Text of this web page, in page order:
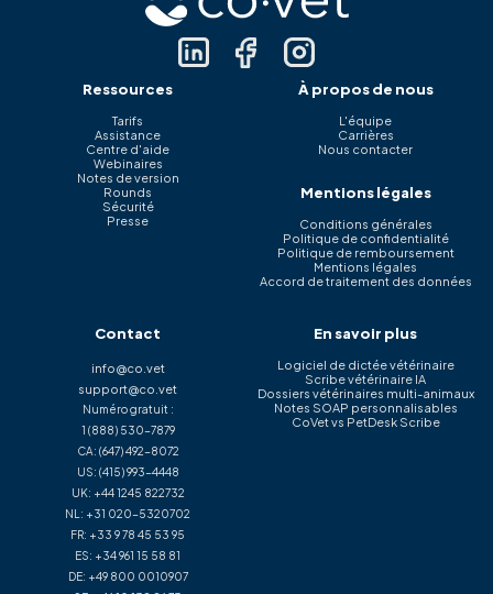
Ressources
Tarifs
Assistance
Centre d'aide
Webinaires
Notes de version
Rounds
Sécurité
Presse
À propos de nous
L'équipe
Carrières
Nous contacter
Mentions légales
Conditions générales
Politique de confidentialité
Politique de remboursement
Mentions légales
Accord de traitement des données
Contact
info@co.vet
support@co.vet
Numéro gratuit :
1 (888) 530-7879
CA: (647) 492-8072
US: (415) 993-4448
UK: +44 1245 822732
NL: +31 020-5320702
FR: +33 9 78 45 53 95
ES: +34 961 15 58 81
DE: +49 800 0010907
En savoir plus
Logiciel de dictée vétérinaire
Scribe vétérinaire IA
Dossiers vétérinaires multi-animaux
Notes SOAP personnalisables
CoVet vs PetDesk Scribe